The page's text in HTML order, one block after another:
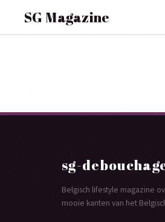
SG Magazine
sg-
Belgisch lifestyle magazine
mooie kanten van het